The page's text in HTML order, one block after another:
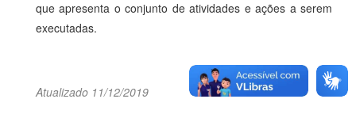
que apresenta o conjunto de atividades e ações a serem
executadas.
Atualizado 11/12/2019